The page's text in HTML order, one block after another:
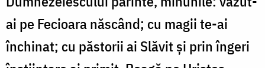
ai pe Fecioara născând; cu magii te-ai
închi­nat; cu păstorii ai Slăvit şi prin îngeri